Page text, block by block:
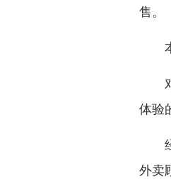
售。
本
对
体验
经
外卖